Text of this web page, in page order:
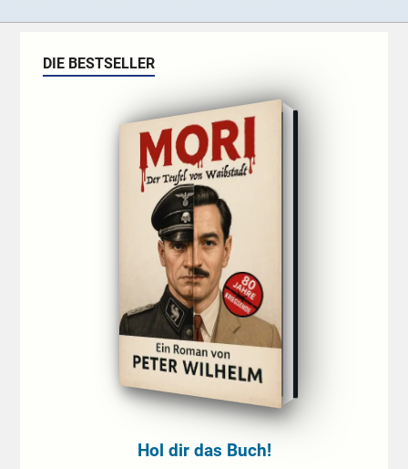
DIE BESTSELLER
Hol dir das Buch!